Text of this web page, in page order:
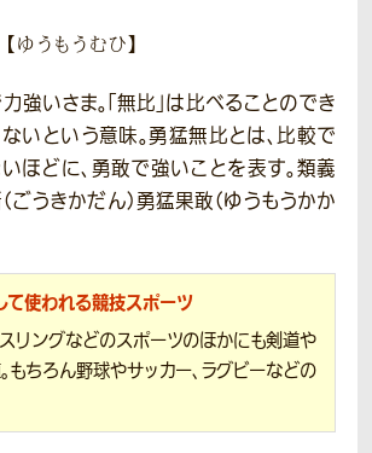
【ゆうもうむひ】
強いさま。「無比」は比べることのでき
いという意味。勇猛無比とは、比較で
ほどに、勇敢で強いことを表す。類義
ごうきかだん）勇猛果敢（ゆうもうかか
て使われる競技スポーツ
リングなどのスポーツのほかにも剣道や
もちろん野球やサッカー、ラグビーなどの